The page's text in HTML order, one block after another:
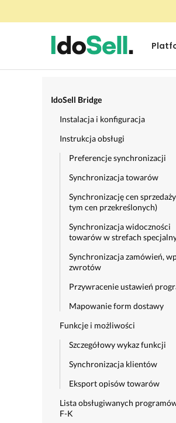
IdoSell Bridge
Instalacja i konfiguracja
Instrukcja obsługi
Preferencje synchronizacji
Synchronizacja towarów
Synchronizację cen
tym cen przekreślonych)
Synchronizacja widoczności
towarów w strefach
Synchronizacja zamówień,
zwrotów
Przywracenie ustawień
Mapowanie form dostawy
Funkcje i możliwości
Szczegółowy wykaz funkcji
Synchronizacja klientów
Eksport opisów towarów
Lista obsługiwanych
F-K